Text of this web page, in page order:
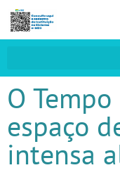
O
espaço
intensa